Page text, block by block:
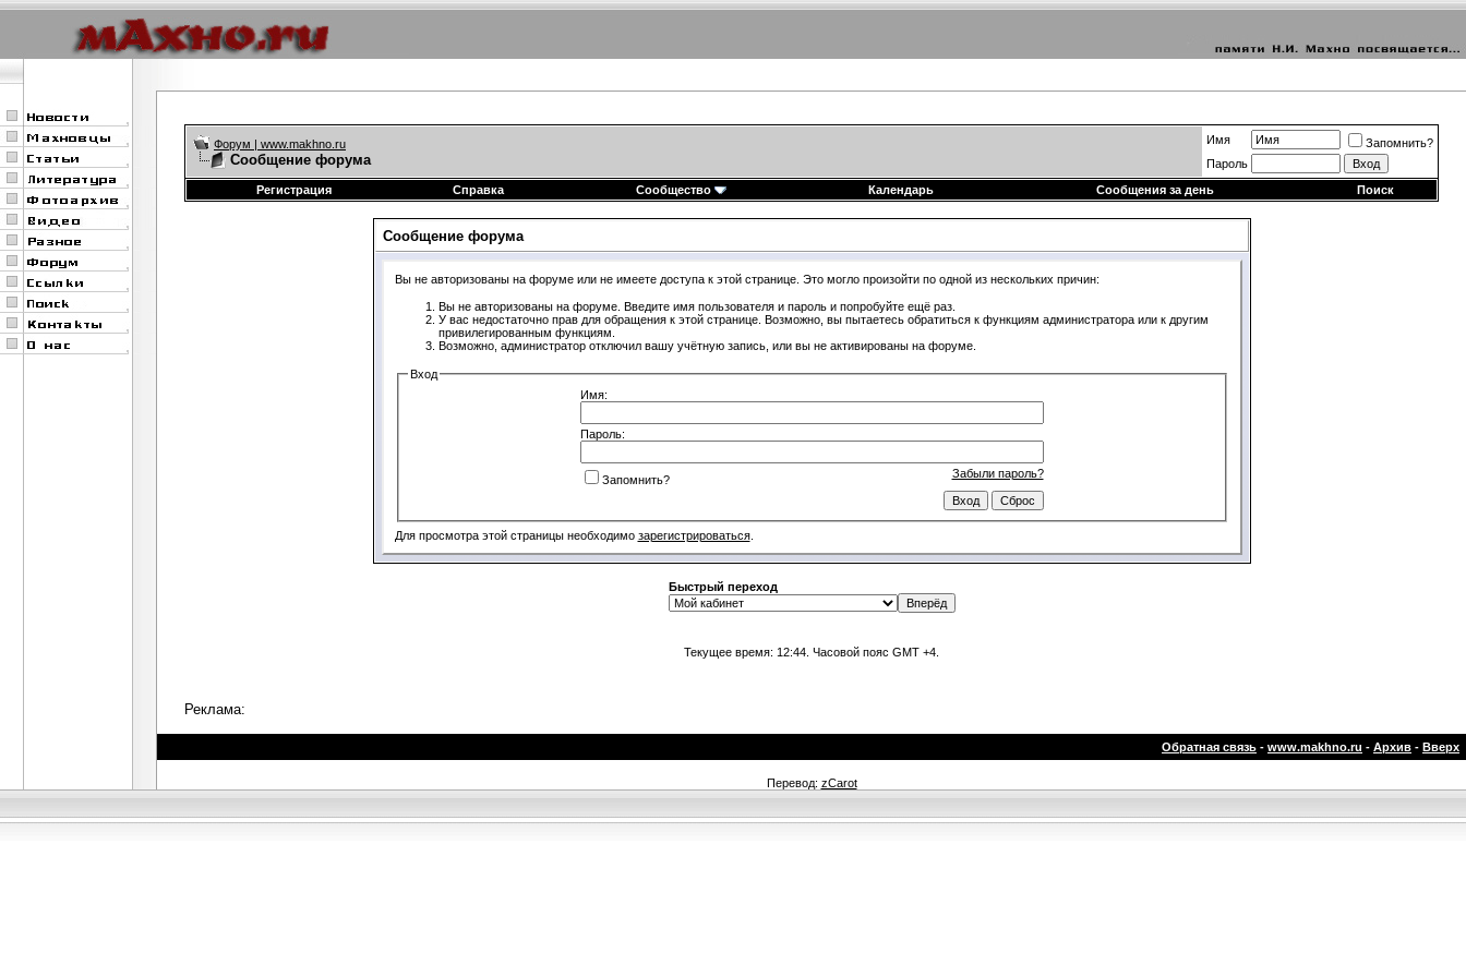
Форум | www.makhno.ru
Сообщение форума
Имя
Запомнить?
Пароль
Регистрация
Справка Сообщество Календарь Сообщения за день Поиск
Сообщение форума
Вы не авторизованы на форуме или не имеете доступа к этой странице. Это могло произойти по одной из нескольких причин:
Вы не авторизованы на форуме. Введите имя пользователя и пароль и попробуйте ещё раз.
У вас недостаточно прав для обращения к этой странице. Возможно, вы пытаетесь обратиться к функциям администратора или к другим
привилегированным функциям.
Возможно, администратор отключил вашу учётную запись, или вы не активированы на форуме.
Вход
Имя:
Пароль:
Забыли пароль?
Запомнить?
Для просмотра этой страницы необходимо зарегистрироваться.
Быстрый переход
Текущее время: 12:44 . Часовой пояс GMT +4.
Реклама:
Обратная связь - www.makhno.ru - Архив - Вверх
Перевод: zCarot